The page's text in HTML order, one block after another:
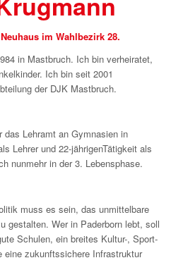
im Wahlbezirk 28.
in Mastbruch. Ich bin verheiratet,
Ich bin seit 2001
der DJK Mastbruch.
das Lehramt an Gymnasien in
Lehrer und 22-jährigenTätigkeit als
nunmehr in der 3. Lebensphase.
muss es sein, das unmittelbare
gestalten. Wer in Paderborn lebt, soll
Schulen, ein breites Kultur-, Sport-
eine zukunftssichere Infrastruktur